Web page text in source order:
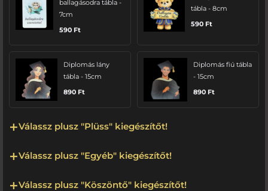
ballagásodra tábla -
7cm
590 Ft
tábla - 8cm
590 Ft
Diplomás lány
tábla - 15cm
890 Ft
Diplomás fiú tábla
- 15cm
890 Ft
Válassz plusz "Plüss" kiegészítőt!
Válassz plusz "Egyéb" kiegészítőt!
Válassz plusz "Köszöntő" kiegészítőt!